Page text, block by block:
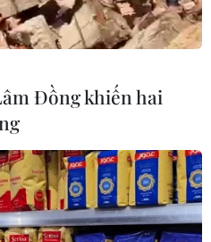
da cam,
làm chủ
quy
Đồng khiến hai